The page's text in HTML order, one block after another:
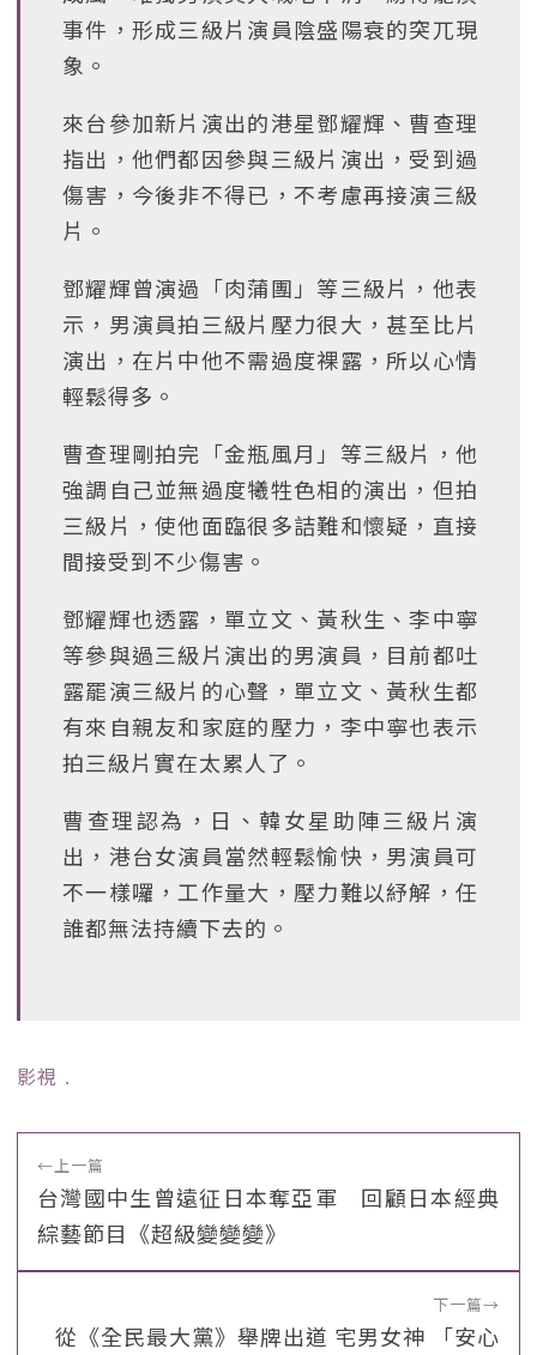
事件，形成三級片演員陰盛陽衰的突兀現
象。
來台參加新片演出的港星鄧耀輝、曹查理
指出，他們都因參與三級片演出，受到過
傷害，今後非不得已，不考慮再接演三級
片。
鄧耀輝曾演過「肉蒲團」等三級片，他表
示，男演員拍三級片壓力很大，甚至比片
演出，在片中他不需過度裸露，所以心情
輕鬆得多。
曹查理剛拍完「金瓶風月」等三級片，他
強調自己並無過度犧牲色相的演出，但拍
三級片，使他面臨很多詰難和懷疑，直接
間接受到不少傷害。
鄧耀輝也透露，單立文、黃秋生、李中寧
等參與過三級片演出的男演員，目前都吐
露罷演三級片的心聲，單立文、黃秋生都
有來自親友和家庭的壓力，李中寧也表示
拍三級片實在太累人了。
曹查理認為，日、韓女星助陣三級片演
出，港台女演員當然輕鬆愉快，男演員可
不一樣囉，工作量大，壓力難以紓解，任
誰都無法持續下去的。
影視 ﹒
←上一篇
台灣國中生曾遠征日本奪亞軍 回顧日本經典
綜藝節目《超級變變變》
下一篇→
從《全民最大黨》舉牌出道 宅男女神 「安心